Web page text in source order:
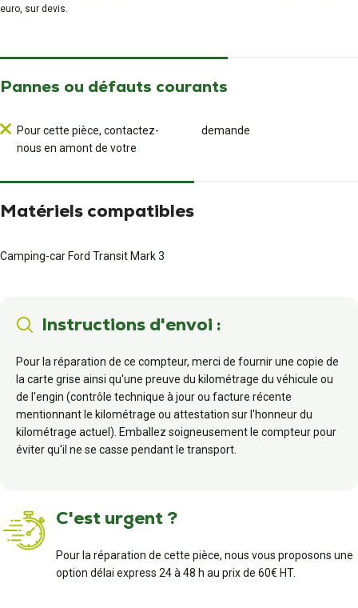
euro, sur devis.
Pannes ou défauts courants
Pour cette pièce, contactez-
nous en amont de votre
demande
Matériels compatibles
Camping-car Ford Transit Mark 3
Instructions d'envoi :
Pour la réparation de ce compteur, merci de fournir une copie de
la carte grise ainsi qu'une preuve du kilométrage du véhicule ou
de l'engin (contrôle technique à jour ou facture récente
mentionnant le kilométrage ou attestation sur l'honneur du
kilométrage actuel). Emballez soigneusement le compteur pour
éviter qu'il ne se casse pendant le transport.
C'est urgent ?
Pour la réparation de cette pièce, nous vous proposons une
option délai express 24 à 48 h au prix de 60€ HT.